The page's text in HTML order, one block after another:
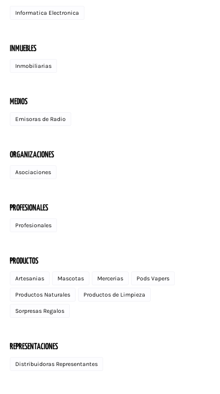
Informatica Electronica
INMUEBLES
Inmobiliarias
MEDIOS
Emisoras de Radio
ORGANIZACIONES
Asociaciones
PROFESIONALES
Profesionales
PRODUCTOS
Artesanias Mascotas Mercerias Pods Vapers
Productos Naturales Productos de Limpieza
Sorpresas Regalos
REPRESENTACIONES
Distribuidoras Representantes